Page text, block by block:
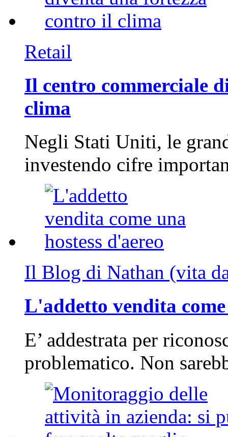
Retail
Il centro commerciale
clima
Negli Stati Uniti, le
investendo cifre
Il Blog di Nathan (vita
L'addetto vendita
E’ addestrata per
problematico. Non